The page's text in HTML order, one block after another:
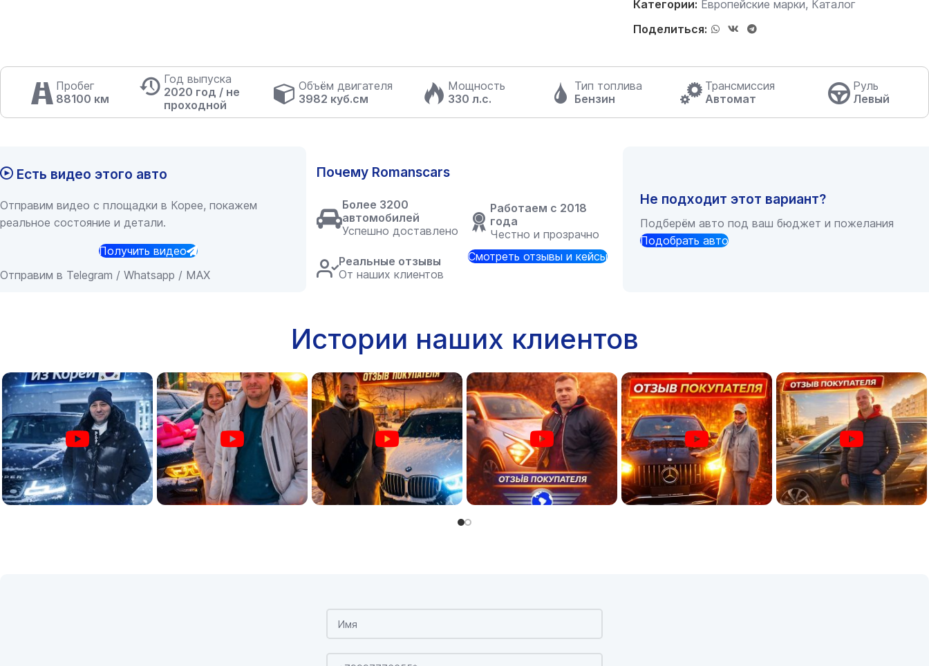
Категории: Европейские марки, Каталог
Поделиться:
Пробег
88100 км
Год выпуска
2020 год / не
проходной
Объём двигателя
3982 куб.см
Мощность
330 л.с.
Тип топлива
Бензин
Трансмиссия
Автомат
Руль
Левый
Есть видео этого авто
Отправим видео с площадки в Корее, покажем
реальное состояние и детали.
Получить видео
Отправим в Telegram / Whatsapp / MAX
Почему Romanscars
Более 3200
автомобилей
Успешно доставлено
Работаем с 2018
года
Честно и прозрачно
Реальные отзывы
От наших клиентов
Смотреть отзывы и кейсы
Не подходит этот вариант?
Подберём авто под ваш бюджет и пожелания
Подобрать авто
Истории наших клиентов